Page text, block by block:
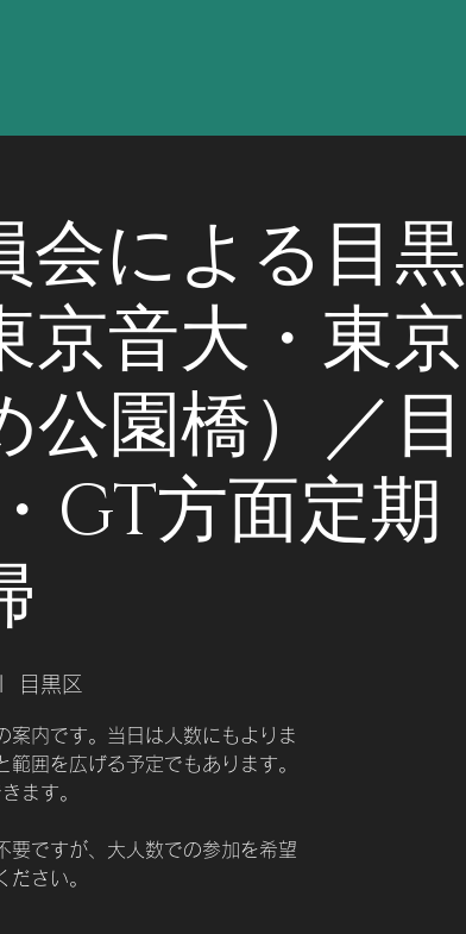
会による目黒
京音大・東京
公園橋）／目
GT方面定期
目黒区
案内です。当日は人数にもよりま
囲を広げる予定でもあります。
ます。
要ですが、大人数での参加を希望
ださい。